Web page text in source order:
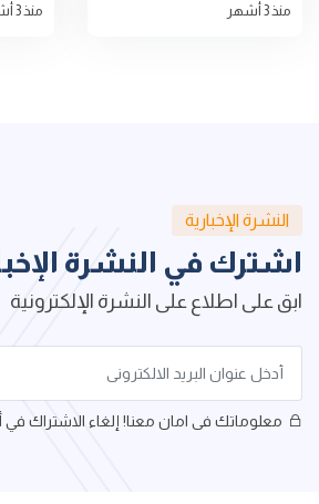
منذ 3 أشهر منذ 3 أشهر
النشرة الإخبارية
اشترك في النشرة
ابق على اطلاع على النشرة الإلكترونية
معلوماتك فى امان معنا! إلغاء الاشتراك